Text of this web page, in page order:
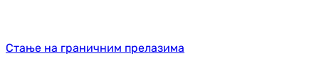
Стање на граничним прелазима